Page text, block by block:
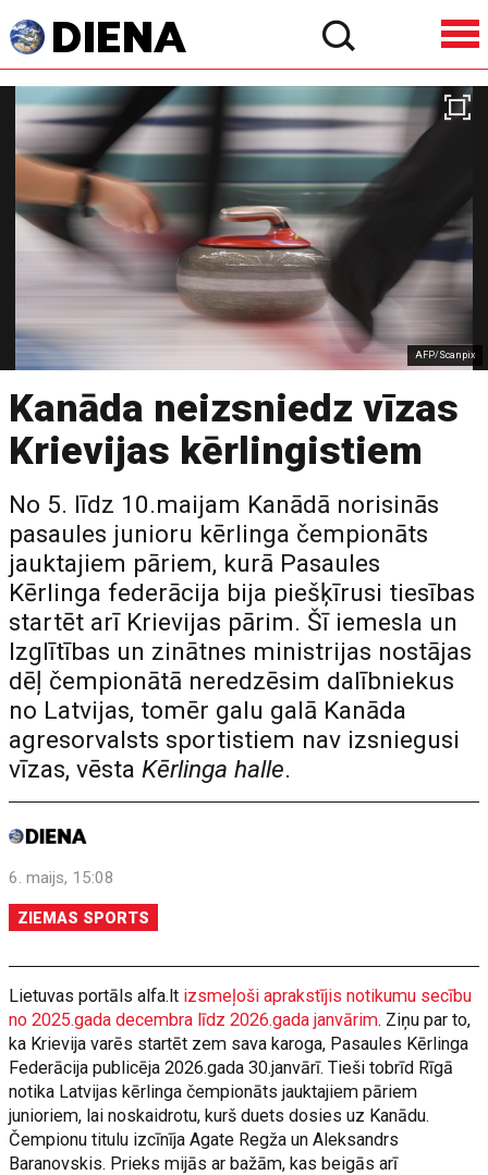
AFP/Scanpix
Kanāda neizsniedz vīzas
Krievijas kērlingistiem
No 5. līdz 10.maijam Kanādā norisinās
pasaules junioru kērlinga čempionāts
jauktajiem pāriem, kurā Pasaules
Kērlinga federācija bija piešķīrusi tiesības
startēt arī Krievijas pārim. Šī iemesla un
Izglītības un zinātnes ministrijas nostājas
dēļ čempionātā neredzēsim dalībniekus
no Latvijas, tomēr galu galā Kanāda
agresorvalsts sportistiem nav izsniegusi
vīzas, vēstaKērlinga halle.
6. maijs, 15:08
ZIEMAS SPORTS
Lietuvas portāls alfa.lt izsmeļoši aprakstījis notikumu secību
no 2025.gada decembra līdz 2026.gada janvārim. Ziņu par to,
ka Krievija varēs startēt zem sava karoga, Pasaules Kērlinga
Federācija publicēja 2026.gada 30.janvārī. Tieši tobrīd Rīgā
notika Latvijas kērlinga čempionāts jauktajiem pāriem
junioriem, lai noskaidrotu, kurš duets dosies uz Kanādu.
Čempionu titulu izcīnīja Agate Regža un Aleksandrs
Baranovskis. Prieks mijās ar bažām, kas beigās arī